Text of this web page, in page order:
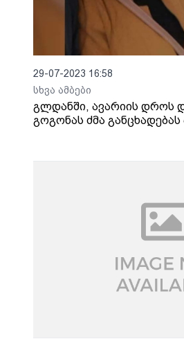
29-07-2023 16:58
სხვა ამბები
გლდანში, ავარიის დროს
გოგონას ძმა